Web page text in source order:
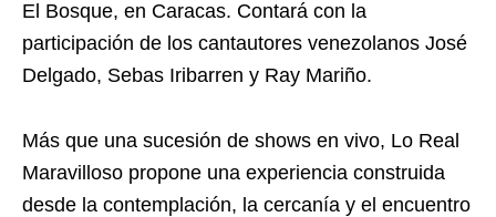
El Bosque, en Caracas. Contará con la
participación de los cantautores venezolanos José
Delgado, Sebas Iribarren y Ray Mariño.
Más que una sucesión de shows en vivo, Lo Real
Maravilloso propone una experiencia construida
desde la contemplación, la cercanía y el encuentro